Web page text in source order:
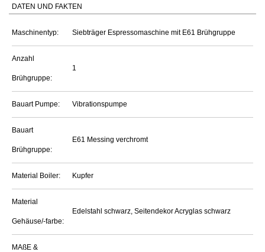
DATEN UND FAKTEN
Maschinentyp: Siebträger Espressomaschine mit E61 Brühgruppe
Anzahl
Brühgruppe:
1
Bauart Pumpe: Vibrationspumpe
Bauart
Brühgruppe:
E61 Messing verchromt
Material Boiler: Kupfer
Material
Gehäuse/-farbe:
Edelstahl schwarz, Seitendekor Acryglas schwarz
MAßE &